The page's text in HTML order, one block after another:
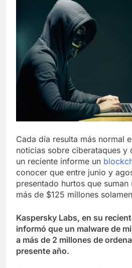
Cada día resulta más normal
noticias sobre ciberataques y
un reciente informe un
conocer que entre junio y
presentado hurtos que
más de $125 millones
Kaspersky Labs, en su
informó que un malware de
a más de 2 millones de
presente año.